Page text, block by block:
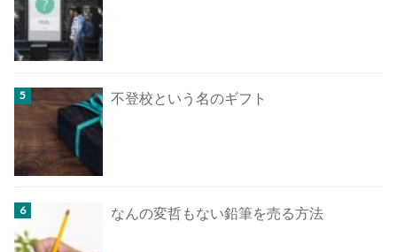
不登校という名のギフト
なんの変哲もない鉛筆を売る方法